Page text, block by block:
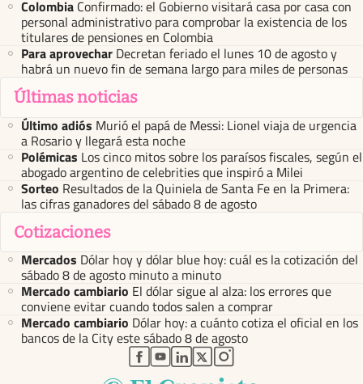
Colombia Confirmado: el Gobierno visitará casa por casa con
personal administrativo para comprobar la existencia de los
titulares de pensiones en Colombia
Para aprovechar Decretan feriado el lunes 10 de agosto y
habrá un nuevo fin de semana largo para miles de personas
Últimas noticias
Último adiós Murió el papá de Messi: Lionel viaja de urgencia
a Rosario y llegará esta noche
Polémicas Los cinco mitos sobre los paraísos fiscales, según el
abogado argentino de celebrities que inspiró a Milei
Sorteo Resultados de la Quiniela de Santa Fe en la Primera:
las cifras ganadores del sábado 8 de agosto
Cotizaciones
Mercados Dólar hoy y dólar blue hoy: cuál es la cotización del
sábado 8 de agosto minuto a minuto
Mercado cambiario El dólar sigue al alza: los errores que
conviene evitar cuando todos salen a comprar
Mercado cambiario Dólar hoy: a cuánto cotiza el oficial en los
bancos de la City este sábado 8 de agosto
abre en nueva pestaña
abre en nueva pestaña
abre en nueva pestaña
abre en nueva pestaña
abre en nueva pestaña